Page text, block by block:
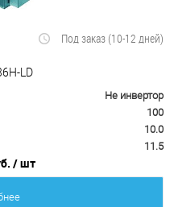
Под заказ (10-12 дней)
LD
Не инвертор
100
10.0
11.5
/ шт